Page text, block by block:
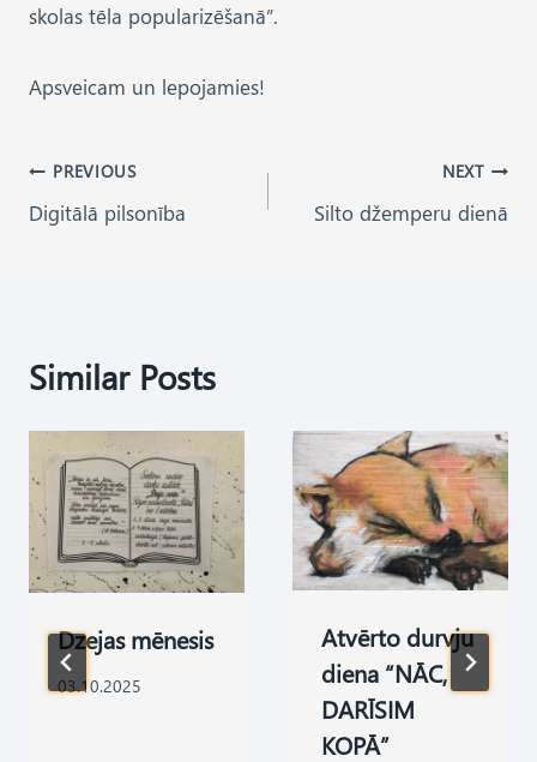
skolas tēla popularizēšanā”.
Apsveicam un lepojamies!
Post
navigation
PREVIOUS
Digitālā pilsonība
NEXT
Silto džemperu dienā
Similar Posts
Dzejas mēnesis
03.10.2025
Atvērto durvju
diena “NĀC,
DARĪSIM
KOPĀ”